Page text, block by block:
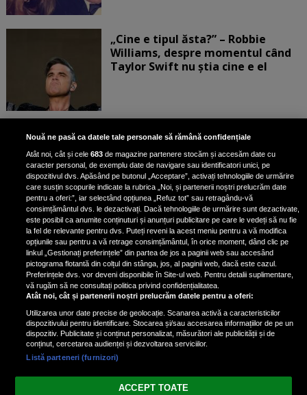
„Cine e tipul ăsta?” – Robbie
Williams, despre momentul când
Taylor Swift nu știa cine e el
Bruce Dickinson, solistul trupei
Iron Maiden, şi-a arătat talentul
de scrimer la un concurs în Franţa
Nicki Minaj, acuzată de agresiune
de fostul manager: Detalii șocante
din proces
Nicki Minaj le-a lăudat pe...
Vezi varianta Desktop
Nouă ne pasă ca datele tale personale să rămână confidențiale
Atât noi, cât și cele683 de magazine partenere stocăm și accesăm date cu
caracter personal, de exemplu date de navigare sau identificatori unici, pe
dispozitivul dvs. Apăsând pe butonul „Acceptare”, activați tehnologiile de urmărire
care susțin scopurile indicate la rubrica „Noi, și partenerii noștri prelucrăm date
pentru a oferi:”, iar selectând opțiunea „Refuz tot” sau retragându-vă
consimțământul dvs. le dezactivați. Dacă tehnologiile de urmărire sunt dezactivate,
este posibil ca anumite conținuturi și anunțuri publicitare pe care le vedeți să nu fie
la fel de relevante pentru dvs. Puteți reveni la acest meniu pentru a vă modifica
opțiunile sau pentru a vă retrage consimțământul, în orice moment, dând clic pe
linkul „Gestionați preferințele” din partea de jos a paginii web sau accesând
pictograma flotantă din colțul din stânga, jos, al paginii web, dacă este cazul.
Preferințele dvs. vor deveni disponibile în Site-ul web. Pentru detalii suplimentare,
vă rugăm să ne consultați politica privind confidențialitatea.
Atât noi, cât și partenerii noștri prelucrăm datele pentru a oferi:
Utilizarea unor date precise de geolocație. Scanarea activă a caracteristicilor
dispozitivului pentru identificare. Stocarea și/sau accesarea informațiilor de pe un
dispozitiv. Publicitate și conținut personalizat, măsurători ale publicității și de
conținut, cercetarea audienței și dezvoltarea serviciilor.
Listă parteneri (furnizori)
ACCEPT TOATE